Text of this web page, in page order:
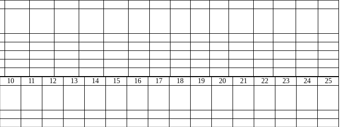
10 11 12 13 14 15 16 17 18 19 20 21 22 23 24
25